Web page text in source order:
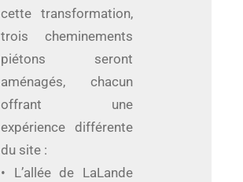
cette transformation,
trois cheminements
piétons seront
aménagés, chacun
offrant une
expérience différente
du site :
• L’allée de LaLande